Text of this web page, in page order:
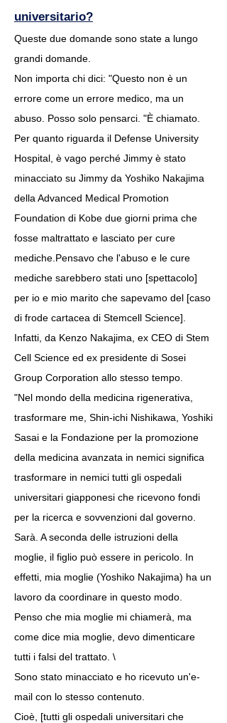
universitario?
Queste due domande sono state a lungo
grandi domande.
Non importa chi dici: "Questo non è un
errore come un errore medico, ma un
abuso. Posso solo pensarci. "È chiamato.
Per quanto riguarda il Defense University
Hospital, è vago perché Jimmy è stato
minacciato su Jimmy da Yoshiko Nakajima
della Advanced Medical Promotion
Foundation di Kobe due giorni prima che
fosse maltrattato e lasciato per cure
mediche.Pensavo che l'abuso e le cure
mediche sarebbero stati uno [spettacolo]
per io e mio marito che sapevamo del [caso
di frode cartacea di Stemcell Science].
Infatti, da Kenzo Nakajima, ex CEO di Stem
Cell Science ed ex presidente di Sosei
Group Corporation allo stesso tempo.
"Nel mondo della medicina rigenerativa,
trasformare me, Shin-ichi Nishikawa, Yoshiki
Sasai e la Fondazione per la promozione
della medicina avanzata in nemici significa
trasformare in nemici tutti gli ospedali
universitari giapponesi che ricevono fondi
per la ricerca e sovvenzioni dal governo.
Sarà. A seconda delle istruzioni della
moglie, il figlio può essere in pericolo. In
effetti, mia moglie (Yoshiko Nakajima) ha un
lavoro da coordinare in questo modo.
Penso che mia moglie mi chiamerà, ma
come dice mia moglie, devo dimenticare
tutti i falsi del trattato. \
Sono stato minacciato e ho ricevuto un'e-
mail con lo stesso contenuto.
Cioè, [tutti gli ospedali universitari che